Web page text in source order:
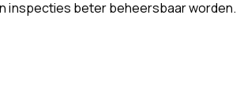
inspecties beter beheersbaar worden.